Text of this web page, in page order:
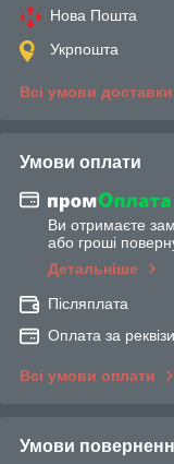
Нова Пошта
Укрпошта
Всі умови доставки
Умови оплати
Ви отримаєте
або гроші
Детальніше
Післяплата
Оплата за
Всі умови оплати
Умови